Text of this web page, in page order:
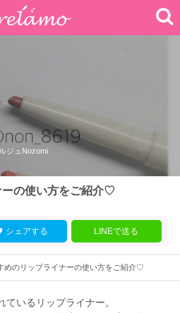
ジュNozomi
ーの使い方をご紹介♡
シェアする LINEで送る
めのリップライナーの使い方をご紹介♡
いるリップライナー。